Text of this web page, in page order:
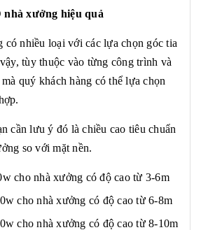
xưởng hiệu quả
nhiều loại với các lựa chọn góc tia
tùy thuộc vào từng công trình và
quý khách hàng có thể lựa chọn
cần lưu ý đó là chiều cao tiêu chuẩn
so với mặt nền.
cho nhà xưởng có độ cao từ 3-6m
cho nhà xưởng có độ cao từ 6-8m
cho nhà xưởng có độ cao từ 8-10m